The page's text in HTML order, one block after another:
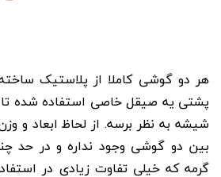
هر دو گوشی کاملا از پلاستیک
پشتی یه صیقل خاصی استفاده شده
شیشه به نظر برسه. از لحاظ ابعاد و
گرمه که خیلی تفاوت زیادی در